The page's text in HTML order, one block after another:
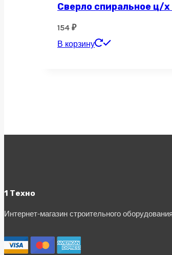
Сверло спиральное ц/х
154 ₽
В корзину
1 Техно
Интернет-магазин строительного